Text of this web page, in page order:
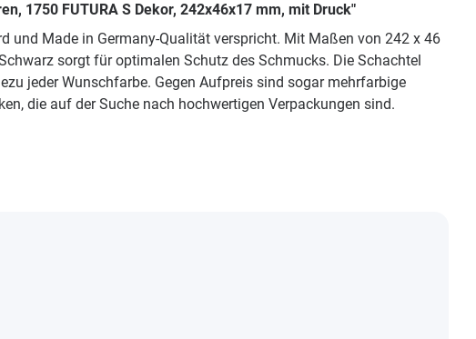
1750 FUTURA S Dekor, 242x46x17 mm, mit Druck"
und Made in Germany-Qualität verspricht. Mit Maßen von 242 x 46
sorgt für optimalen Schutz des Schmucks. Die Schachtel
jeder Wunschfarbe. Gegen Aufpreis sind sogar mehrfarbige
die auf der Suche nach hochwertigen Verpackungen sind.